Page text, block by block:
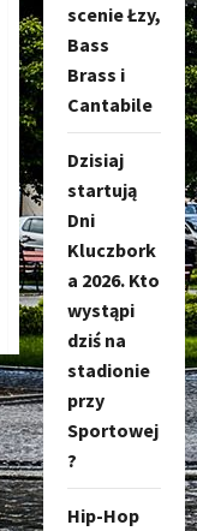
scenie Łzy,
Bass
Brass i
Cantabile
Dzisiaj
startują
Dni
Kluczbork
a 2026. Kto
wystąpi
dziś na
stadionie
przy
Sportowej
?
Hip-Hop